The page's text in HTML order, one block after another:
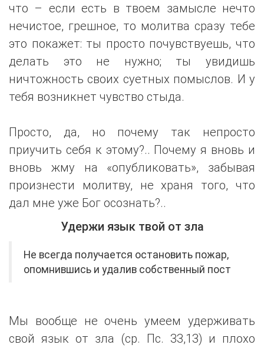
что – если есть в твоем замысле нечто
нечистое, грешное, то молитва сразу тебе
это покажет: ты просто почувствуешь, что
делать это не нужно; ты увидишь
ничтожность своих суетных помыслов. И у
тебя возникнет чувство стыда.
Просто, да, но почему так непросто
приучить себя к этому?.. Почему я вновь и
вновь жму на «опубликовать», забывая
произнести молитву, не храня того, что
дал мне уже Бог осознать?..
Удержи язык твой от зла
Не всегда получается остановить пожар,
опомнившись и удалив собственный пост
Мы вообще не очень умеем удерживать
свой язык от зла (ср. Пс. 33,13) и плохо